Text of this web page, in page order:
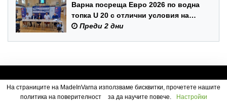
Варна посреща Евро 2026 по водна
топка U 20 с отлични условия на
състезателните басейни
Преди 2 дни
На страниците на MadeInVarna използваме бисквитки, прочетете нашите
политика на поверителност
за да научите повече. Настройки